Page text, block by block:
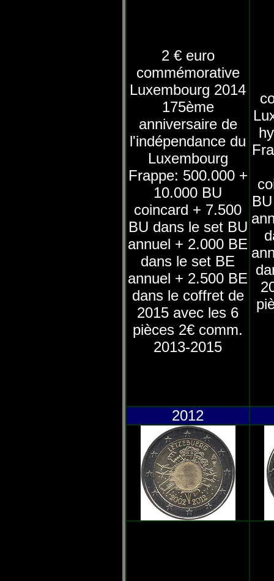
2 € euro
commémorative
Luxembourg 2014
175ème
anniversaire de
l'indépendance du
Luxembourg
Frappe: 500.000 +
10.000 BU
coincard + 7.500
BU dans le set BU
annuel + 2.000 BE
dans le set BE
annuel + 2.500 BE
dans le coffret de
2015 avec les 6
pièces 2€ comm.
2013-2015
2012